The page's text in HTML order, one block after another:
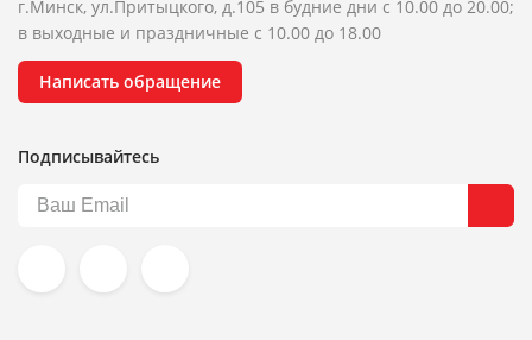
г.Минск, ул.Притыцкого, д.105 в будние дни с 10.00 до 20.00;
в выходные и праздничные с 10.00 до 18.00
Написать обращение
Подписывайтесь